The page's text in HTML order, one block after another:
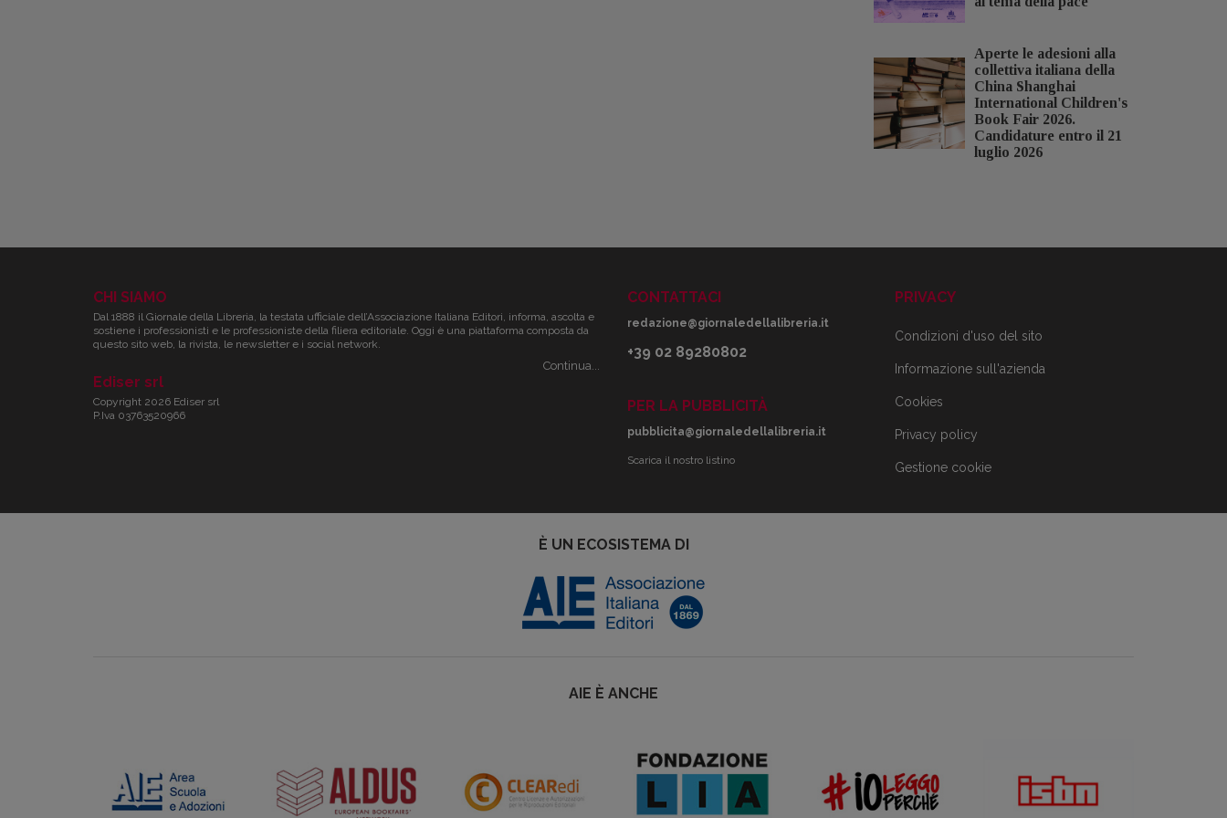
Aperte le adesioni alla
collettiva italiana della
China Shanghai
International Children's
Book Fair 2026.
Candidature entro il 21
luglio 2026
CHI SIAMO
Dal 1888 il Giornale della Libreria, la testata ufficiale dell’Associazione Italiana Editori, informa, ascolta e
sostiene i professionisti e le professioniste della filiera editoriale. Oggi è una piattaforma composta da
questo sito web, la rivista, le newsletter e i social network.
Continua...
Ediser srl
Copyright 2026 Ediser srl
P.Iva 03763520966
CONTATTACI
redazione@giornaledellalibreria.it
+39 02 89280802
PER LA PUBBLICITÀ
pubblicita@giornaledellalibreria.it
Scarica il nostro listino
PRIVACY
Condizioni d'uso del sito
Informazione sull'azienda
Cookies
Privacy policy
Gestione cookie
È UN ECOSISTEMA DI
AIE È ANCHE